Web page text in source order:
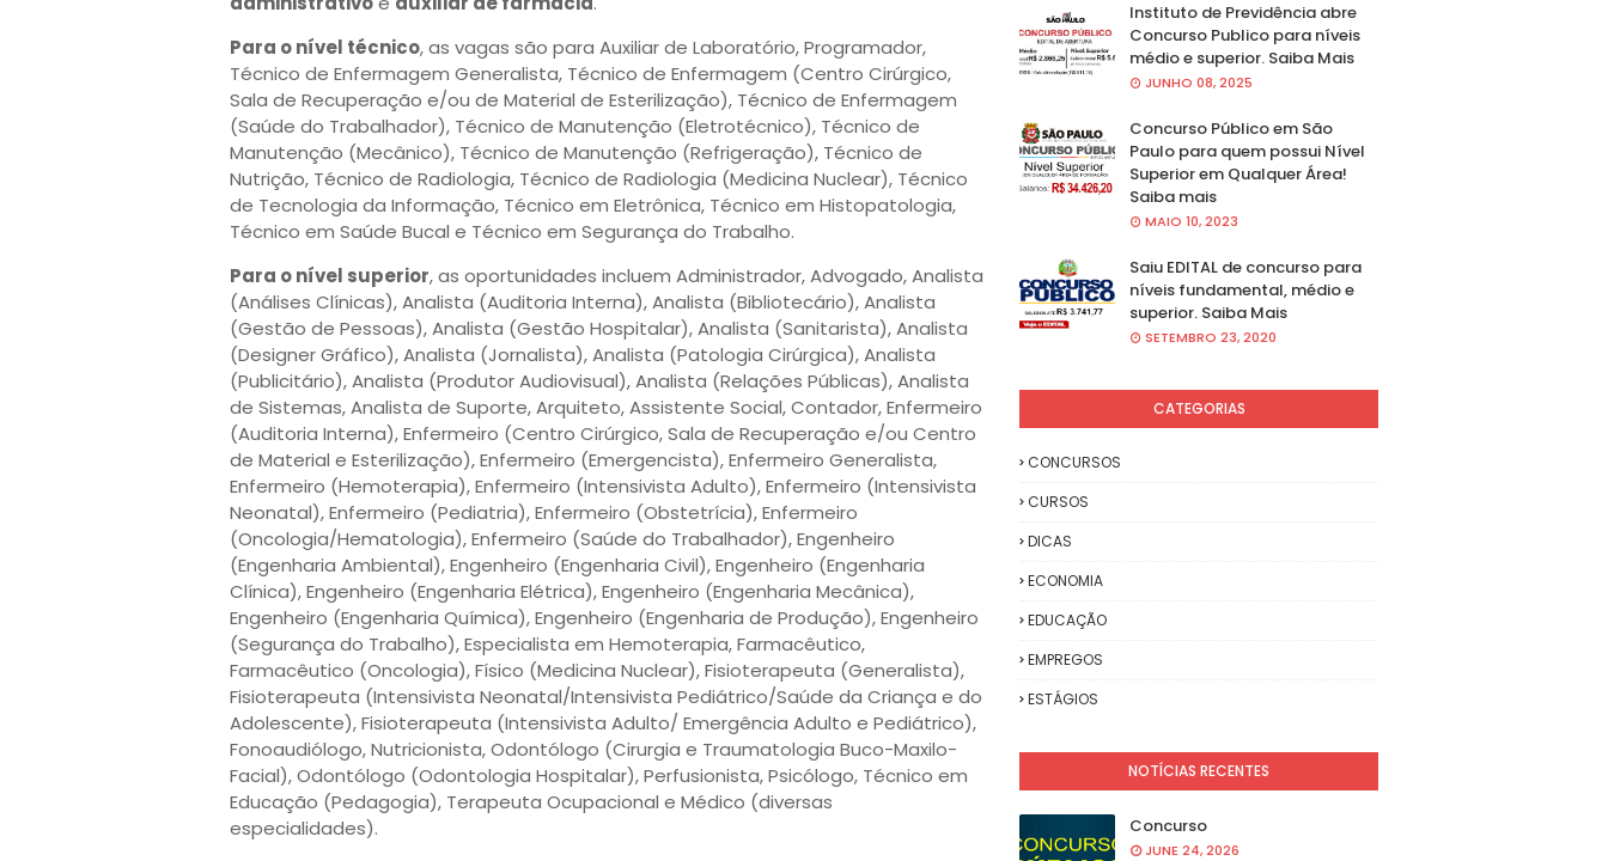
Para o nível técnico, as vagas são para Auxiliar de Laboratório, Programador,
Técnico de Enfermagem Generalista, Técnico de Enfermagem (Centro Cirúrgico,
Sala de Recuperação e/ou de Material de Esterilização), Técnico de Enfermagem
(Saúde do Trabalhador), Técnico de Manutenção (Eletrotécnico), Técnico de
Manutenção (Mecânico), Técnico de Manutenção (Refrigeração), Técnico de
Nutrição, Técnico de Radiologia, Técnico de Radiologia (Medicina Nuclear), Técnico
de Tecnologia da Informação, Técnico em Eletrônica, Técnico em Histopatologia,
Técnico em Saúde Bucal e Técnico em Segurança do Trabalho.
Para o nível superior, as oportunidades incluem Administrador, Advogado, Analista
(Análises Clínicas), Analista (Auditoria Interna), Analista (Bibliotecário), Analista
(Gestão de Pessoas), Analista (Gestão Hospitalar), Analista (Sanitarista), Analista
(Designer Gráfico), Analista (Jornalista), Analista (Patologia Cirúrgica), Analista
(Publicitário), Analista (Produtor Audiovisual), Analista (Relações Públicas), Analista
de Sistemas, Analista de Suporte, Arquiteto, Assistente Social, Contador, Enfermeiro
(Auditoria Interna), Enfermeiro (Centro Cirúrgico, Sala de Recuperação e/ou Centro
de Material e Esterilização), Enfermeiro (Emergencista), Enfermeiro Generalista,
Enfermeiro (Hemoterapia), Enfermeiro (Intensivista Adulto), Enfermeiro (Intensivista
Neonatal), Enfermeiro (Pediatria), Enfermeiro (Obstetrícia), Enfermeiro
(Oncologia/Hematologia), Enfermeiro (Saúde do Trabalhador), Engenheiro
(Engenharia Ambiental), Engenheiro (Engenharia Civil), Engenheiro (Engenharia
Clínica), Engenheiro (Engenharia Elétrica), Engenheiro (Engenharia Mecânica),
Engenheiro (Engenharia Química), Engenheiro (Engenharia de Produção), Engenheiro
(Segurança do Trabalho), Especialista em Hemoterapia, Farmacêutico,
Farmacêutico (Oncologia), Físico (Medicina Nuclear), Fisioterapeuta (Generalista),
Fisioterapeuta (Intensivista Neonatal/Intensivista Pediátrico/Saúde da Criança e do
Adolescente), Fisioterapeuta (Intensivista Adulto/ Emergência Adulto e Pediátrico),
Fonoaudiólogo, Nutricionista, Odontólogo (Cirurgia e Traumatologia Buco-Maxilo-
Facial), Odontólogo (Odontologia Hospitalar), Perfusionista, Psicólogo, Técnico em
Educação (Pedagogia), Terapeuta Ocupacional e Médico (diversas
especialidades).
Instituto de Previdência abre
Concurso Publico para níveis
médio e superior. Saiba Mais
JUNHO 08, 2025
Concurso Público em São
Paulo para quem possui Nível
Superior em Qualquer Área!
Saiba mais
MAIO 10, 2023
Saiu EDITAL de concurso para
níveis fundamental, médio e
superior. Saiba Mais
SETEMBRO 23, 2020
CATEGORIAS
CONCURSOS
CURSOS
DICAS
ECONOMIA
EDUCAÇÃO
EMPREGOS
ESTÁGIOS
NOTÍCIAS RECENTES
Concurso
JUNE 24, 2026